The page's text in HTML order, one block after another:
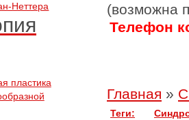
Неттера
пластика
(возможна
Телефон
Главная »
Теги: